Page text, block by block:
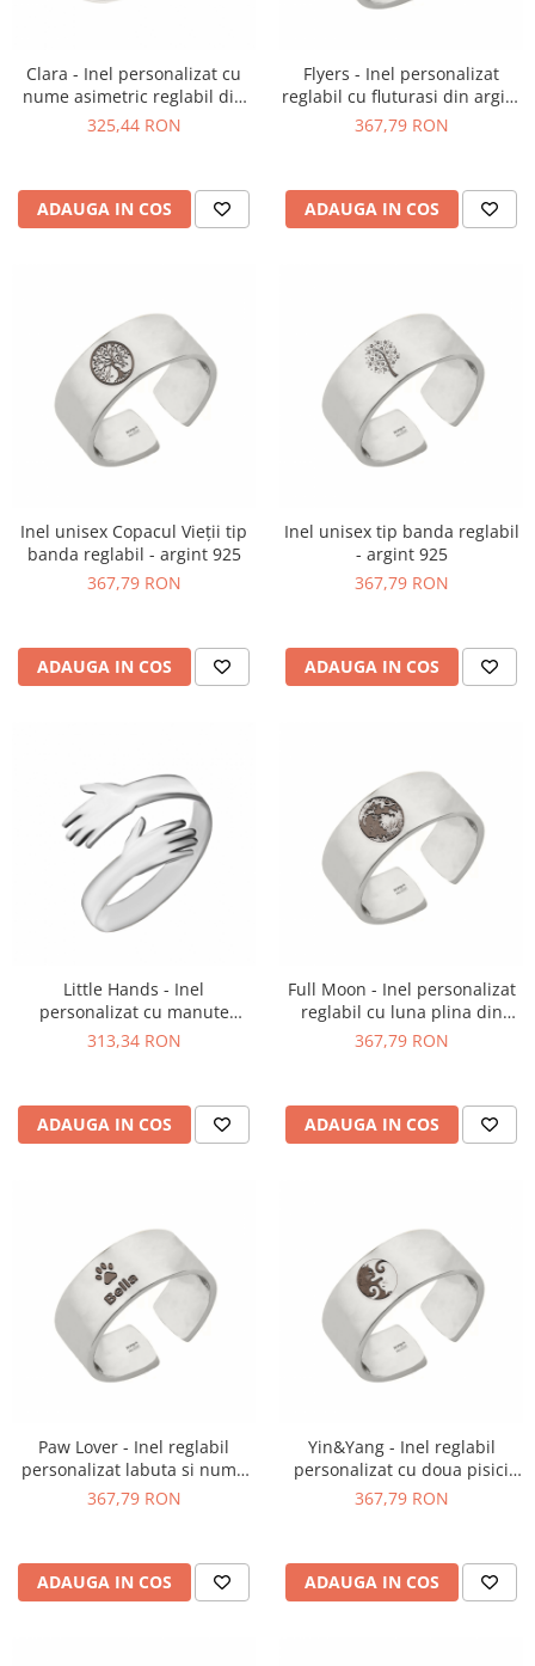
Clara - Inel personalizat cu
nume asimetric reglabil din
argint 925
325,44 RON
ADAUGA IN COS
Flyers - Inel personalizat
reglabil cu fluturasi din argint
925
367,79 RON
ADAUGA IN COS
Inel unisex Copacul Vieții tip
banda reglabil - argint 925
367,79 RON
ADAUGA IN COS
Inel unisex tip banda reglabil
- argint 925
367,79 RON
ADAUGA IN COS
Little Hands - Inel
personalizat cu manute
reglabil asimetric din argint
313,34 RON
ADAUGA IN COS
Full Moon - Inel personalizat
reglabil cu luna plina din
argint 925
367,79 RON
ADAUGA IN COS
Paw Lover - Inel reglabil
personalizat labuta si nume
din argint 925
367,79 RON
ADAUGA IN COS
Yin&Yang - Inel reglabil
personalizat cu doua pisici
din argint 925
367,79 RON
ADAUGA IN COS